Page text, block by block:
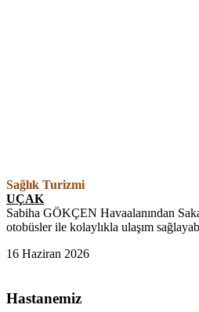
Sağlık Turizmi
UÇAK
Sabiha GÖKÇEN Havaalanından
otobüsler ile kolaylıkla ulaşım
16 Haziran 2026
Hastanemiz